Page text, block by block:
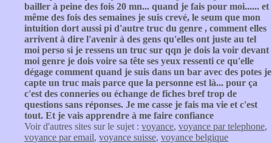
bailler à peine des fois 20 mn... quand je fais pour moi...... et
même des fois des semaines je suis crevé, le seum que mon
intuition dort aussi pi d'autre truc du genre , comment elles
arrivent à dire l'avenir à des gens qu'elles ont juste au tel
moi perso si je ressens un truc sur qqn je dois la voir devant
moi genre je dois voire sa tête ses yeux ressenti ce qu'elle
dégage comment quand je suis dans un bar avec des potes je
capte un truc mais parce que la personne est là... pour ça
c'est des conneries ou échange de fiches bref trop de
questions sans réponses. Je me casse je fais ma vie et c'est
tout. Et je vais apprendre à me faire confiance
Voir d'autres sites sur le sujet : voyance, voyance par telephone,
voyance par email, voyance suisse, voyance belgique